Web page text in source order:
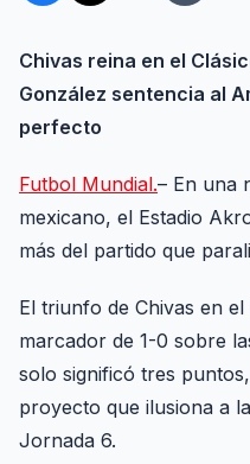
Chivas reina en el
González sentencia al
perfecto
Futbol Mundial.– En una
mexicano, el Estadio
más del partido que
El triunfo de Chivas en
marcador de 1-0 sobre
solo significó tres
proyecto que ilusiona a
Jornada 6.